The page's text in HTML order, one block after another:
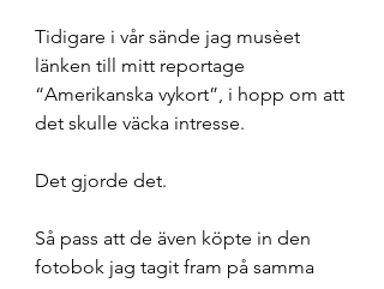
Tidigare i vår sände jag musèet
länken till mitt reportage
“Amerikanska vykort”, i hopp om att
det skulle väcka intresse.
Det gjorde det.
Så pass att de även köpte in den
fotobok jag tagit fram på samma